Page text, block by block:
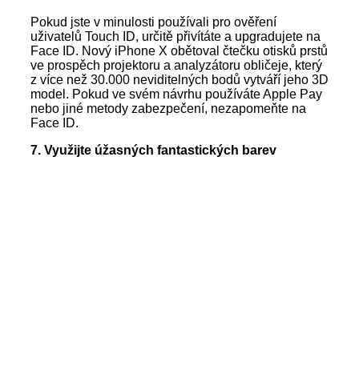
Pokud jste v minulosti používali pro ověření
uživatelů Touch ID, určitě přivítáte a upgradujete na
Face ID. Nový iPhone X obětoval čtečku otisků prstů
ve prospěch projektoru a analyzátoru obličeje, který
z více než 30.000 neviditelných bodů vytváří jeho 3D
model. Pokud ve svém návrhu používáte Apple Pay
nebo jiné metody zabezpečení, nezapomeňte na
Face ID.
7. Využijte úžasných fantastických barev